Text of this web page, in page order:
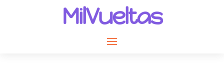
MilVueltas